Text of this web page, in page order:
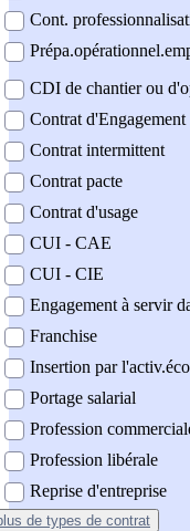
Cont.
CDI de chantier ou
Contrat
Contrat intermittent
Contrat pacte
Contrat d'usage
CUI - CAE
CUI - CIE
Engagement à servir
Franchise
Insertion par
Portage salarial
Profession
Profession libérale
Reprise d'entreprise
de types de contrat